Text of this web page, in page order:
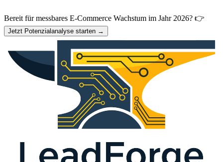
Bereit für messbares E-Commerce Wachstum im Jahr 2026? 👉
Jetzt Potenzialanalyse starten →